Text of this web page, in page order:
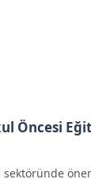
Öncesi